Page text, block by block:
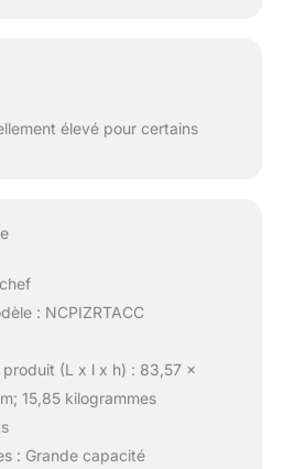
élevé pour certains
: NCPIZRTACC
produit (L x l x h) : 83,57 x
15,85 kilogrammes
: Grande capacité